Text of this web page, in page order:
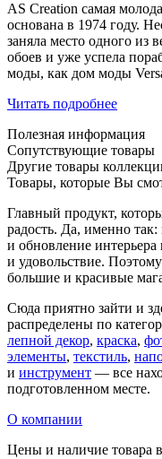
AS Creation самая
основана в 1974 году.
заняла место одного из
обоев и уже успела
моды, как дом моды
Читать подробнее
Полезная информация
Сопутствующие товары
Другие товары
Товары, которые Вы
Главный продукт,
радость. Да, именно
и обновление
и удовольствие.
большие и красивые
Сюда приятно зайти и
распределены по
лепной декор, краска,
элементы, текстиль,
и инструмент — все
подготовленном месте.
О компании
Цены и наличие товара